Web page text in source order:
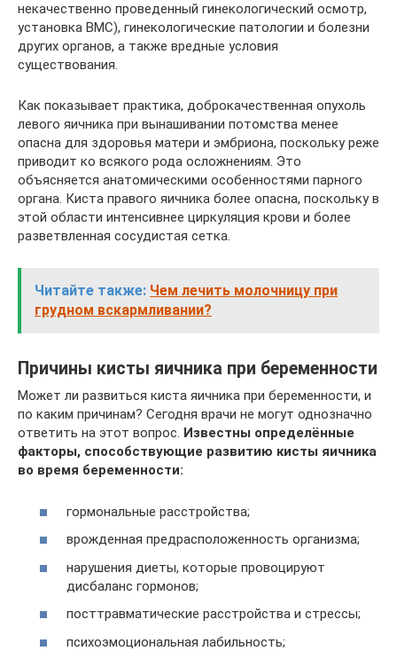
некачественно проведенный гинекологический осмотр,
установка ВМС), гинекологические патологии и болезни
других органов, а также вредные условия
существования.
Как показывает практика, доброкачественная опухоль
левого яичника при вынашивании потомства менее
опасна для здоровья матери и эмбриона, поскольку реже
приводит ко всякого рода осложнениям. Это
объясняется анатомическими особенностями парного
органа. Киста правого яичника более опасна, поскольку в
этой области интенсивнее циркуляция крови и более
разветвленная сосудистая сетка.
Читайте также: Чем лечить молочницу при
грудном вскармливании?
Причины кисты яичника при беременности
Может ли развиться киста яичника при беременности, и
по каким причинам? Сегодня врачи не могут однозначно
ответить на этот вопрос. Известны определённые
факторы, способствующие развитию кисты яичника
во время беременности:
гормональные расстройства;
врожденная предрасположенность организма;
нарушения диеты, которые провоцируют
дисбаланс гормонов;
посттравматические расстройства и стрессы;
психоэмоциональная лабильность;